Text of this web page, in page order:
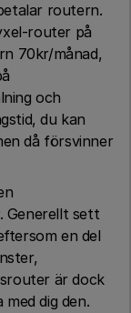
routern.
router på
70kr/månad,
och
du kan
då försvinner
Generellt sett
en del
är dock
dig den.